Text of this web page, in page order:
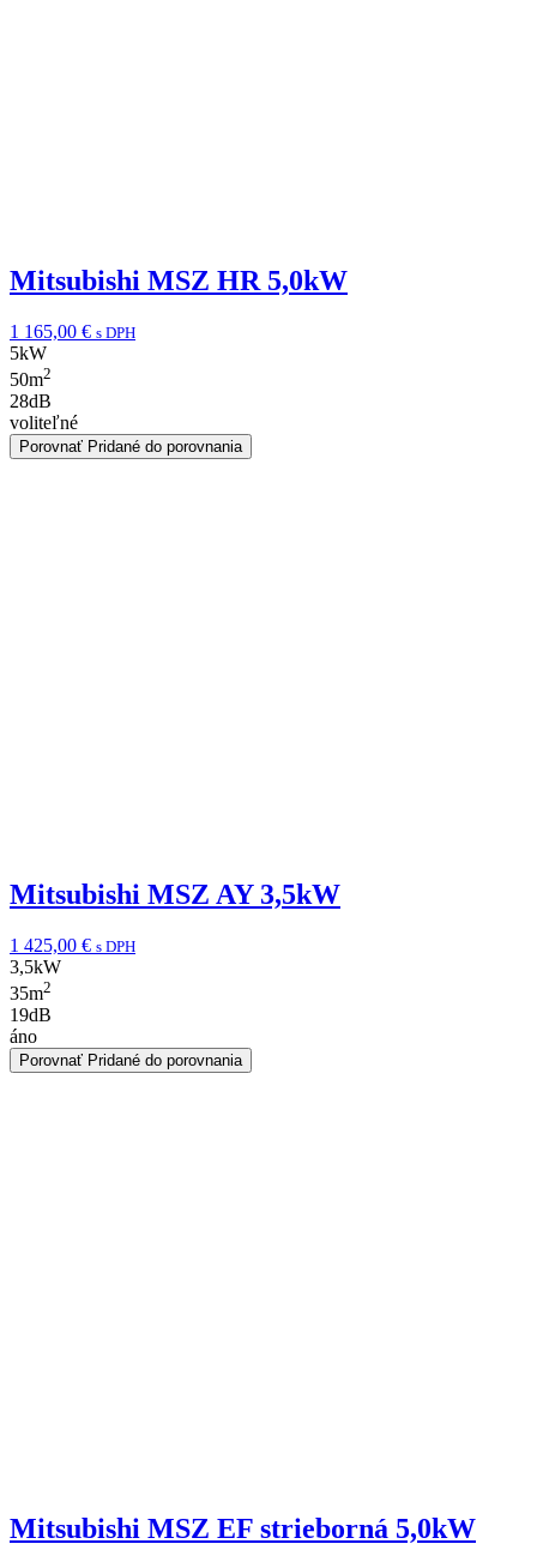
Mitsubishi MSZ HR 5,0kW
1 165,00 € s DPH
5kW
50m2
28dB
voliteľné
Porovnať Pridané do porovnania
Mitsubishi MSZ AY 3,5kW
1 425,00 € s DPH
3,5kW
35m2
19dB
áno
Porovnať Pridané do porovnania
Mitsubishi MSZ EF strieborná 5,0kW